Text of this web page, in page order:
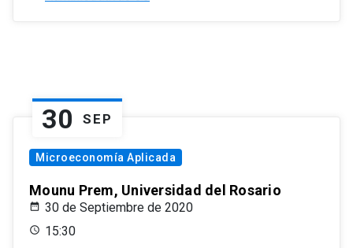
30 SEP
Microeconomía Aplicada
Mounu Prem, Universidad del Rosario
30 de Septiembre de 2020
15:30